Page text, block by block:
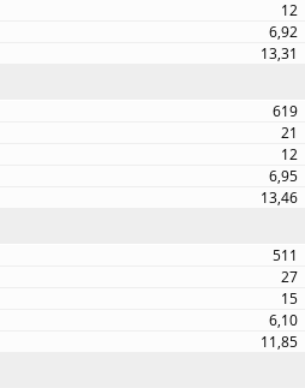
12
6,92
13,31
619
21
12
6,95
13,46
511
27
15
6,10
11,85